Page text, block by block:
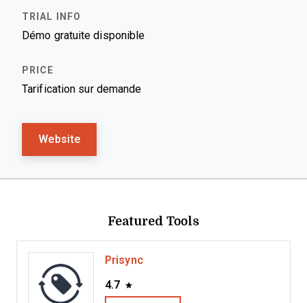
Démo gratuite disponible
Tarification sur demande
Website
Featured Tools
Prisync
4.7